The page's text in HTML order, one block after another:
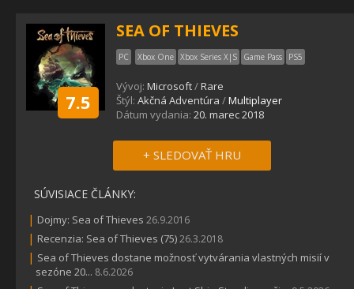
7.5
SEA OF THIEVES
PC Xbox One Xbox Series X|S Game Pass PS5
Vývoj: Microsoft/Rare
Štýl: Akčná Adventúra /Multiplayer
Dátum vydania: 20. marec 2018
+ SLEDOVAŤ HRU
SÚVISIACE ČLÁNKY:
| Dojmy: Sea of Thieves 26.9.2016
| Recenzia: Sea of Thieves (75)26.3.2018
| Sea of Thieves dostane možnosť vytvárania vlastných misií v
sezóne 20... 8.6.2026